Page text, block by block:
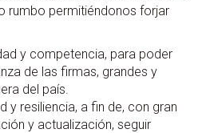
rumbo permitiéndonos forjar
y competencia, para poder
de las firmas, grandes y
del país.
y resiliencia, a fin de, con gran
y actualización, seguir